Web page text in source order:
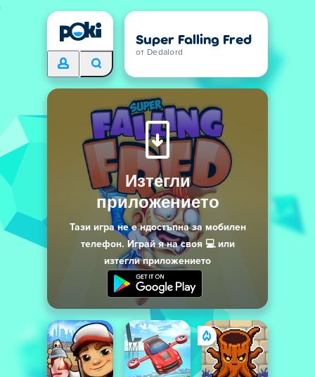
Super Falling Fred
от Dedalord
Изтегли
приложението
Тази игра не е ндостъпна за мобилен
телефон. Играй я на своя 💻 или
изтегли приложението